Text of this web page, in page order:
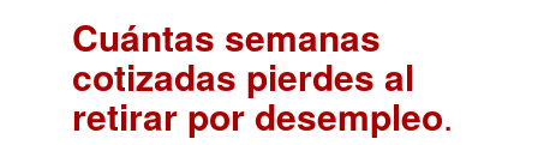
Cuántas semanas
cotizadas pierdes al
retirar por desempleo.